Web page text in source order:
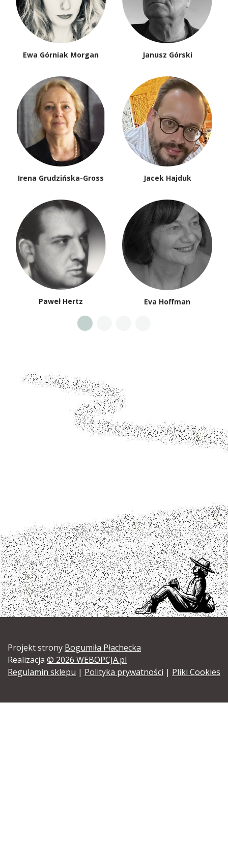
Ewa Górniak Morgan Janusz Górski
Irena Grudzińska-Gross Jacek Hajduk
Paweł Hertz Eva Hoffman
Projekt strony Bogumiła Płachecka
Realizacja © 2026 WEBOPCJA.pl
Regulamin sklepu | Polityka prywatności | Pliki Cookies